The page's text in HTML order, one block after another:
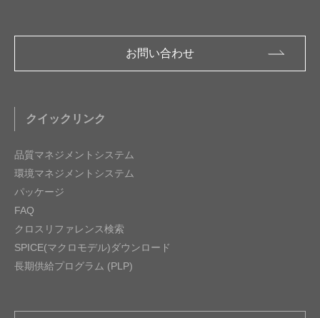
お問い合わせ
クイックリンク
品質マネジメントシステム
環境マネジメントシステム
パッケージ
FAQ
クロスリファレンス検索
SPICE(マクロモデル)ダウンロード
長期供給プログラム (PLP)